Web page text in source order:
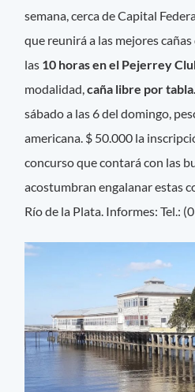
semana, cerca de Capital
que reunirá a las mejores
las 10 horas en el Pejerrey
modalidad,caña libre por
sábado a las 6 del domingo,
americana. $ 50.000 la
concurso que contará con las
acostumbran engalanar estas
Río de la Plata. Informes: Tel.: